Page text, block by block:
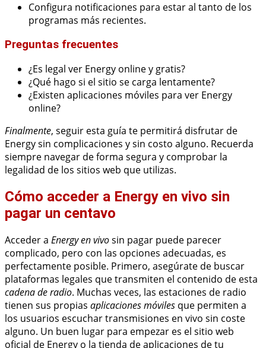
Configura notificaciones para estar al tanto de los
programas más recientes.
Preguntas frecuentes
¿Es legal ver Energy online y gratis?
¿Qué hago si el sitio se carga lentamente?
¿Existen aplicaciones móviles para ver Energy
online?
Finalmente, seguir esta guía te permitirá disfrutar de
Energy sin complicaciones y sin costo alguno. Recuerda
siempre navegar de forma segura y comprobar la
legalidad de los sitios web que utilizas.
Cómo acceder a Energy en vivo sin
pagar un centavo
Acceder a Energy en vivosin pagar puede parecer
complicado, pero con las opciones adecuadas, es
perfectamente posible. Primero, asegúrate de buscar
plataformas legales que transmiten el contenido de esta
cadena de radio. Muchas veces, las estaciones de radio
tienen sus propias aplicaciones móviles que permiten a
los usuarios escuchar transmisiones en vivo sin coste
alguno. Un buen lugar para empezar es el sitio web
oficial de Energy o la tienda de aplicaciones de tu